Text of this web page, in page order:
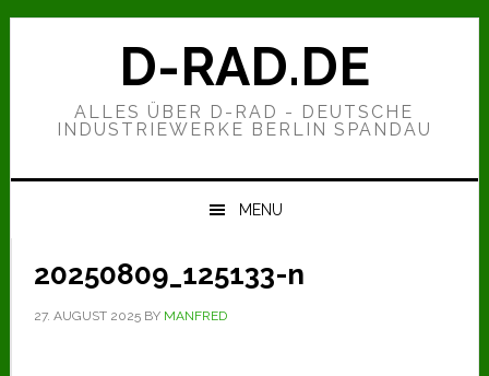
Zur
Hauptnavigation
Zum
Zur
D-RAD.DE
ALLES ÜBER D-RAD - DEUTSCHE
INDUSTRIEWERKE BERLIN SPANDAU
MENU
20250809_125133-n
27. AUGUST 2025BY MANFRED